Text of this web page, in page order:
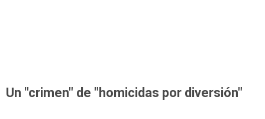
Un "crimen" de "homicidas por diversión"